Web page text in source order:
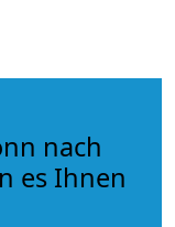
nach
es Ihnen